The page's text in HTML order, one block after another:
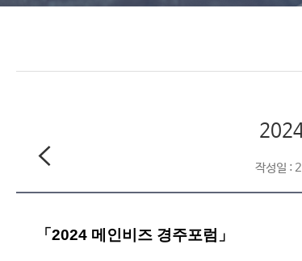
작성일 :
「2024 메인비즈 경주포럼」